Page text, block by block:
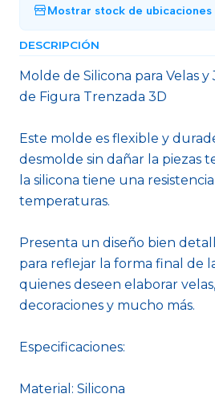
Mostrar stock de ubicaciones
DESCRIPCIÓN
Molde de Silicona para Velas
de Figura Trenzada 3D
Este molde es flexible y
desmolde sin dañar la piezas
la silicona tiene una
temperaturas.
Presenta un diseño bien
para reflejar la forma final de
quienes deseen elaborar
decoraciones y mucho más.
Especificaciones:
Material: Silicona